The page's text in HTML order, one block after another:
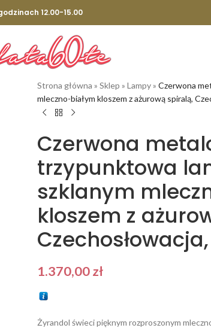
12.00-15.00
Strona główna » Sklep » Lampy» Czerwona
mleczno-białym kloszem z ażurową spiralą,
Czerwona
trzypunktowa
szklanym
kloszem z
1.370,00zł
Żyrandol świeci pięknym rozproszonym